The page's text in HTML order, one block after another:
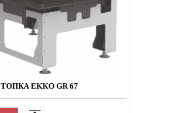
ТОПКА EKKO GR 67